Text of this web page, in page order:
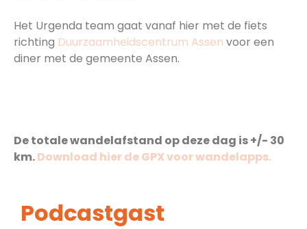
Het Urgenda team gaat vanaf hier met de fiets
richting Duurzaamheidscentrum Assen voor een
diner met de gemeente Assen.
De totale wandelafstand op deze dag is +/- 30
km.Download hier de GPX voor wandelapps.
Podcastgast